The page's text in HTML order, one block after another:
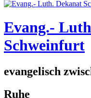
Evang.-
Schweinfurt
evangelisch
Ruhe